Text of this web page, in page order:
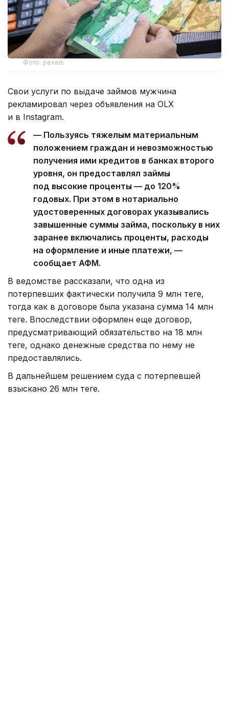
Фото: pexels
Свои услуги по выдаче займов мужчина
рекламировал через объявления на OLX
и в Instagram.
— Пользуясь тяжелым материальным
положением граждан и невозможностью
получения ими кредитов в банках второго
уровня, он предоставлял займы
под высокие проценты — до 120%
годовых. При этом в нотариально
удостоверенных договорах указывались
завышенные суммы займа, поскольку в них
заранее включались проценты, расходы
на оформление и иные платежи, —
сообщает АФМ.
В ведомстве рассказали, что одна из
потерпевших фактически получила 9 млн теңге,
тогда как в договоре была указана сумма 14 млн
теңге. Впоследствии оформлен еще договор,
предусматривающий обязательство на 18 млн
теңге, однако денежные средства по нему не
предоставлялись.
В дальнейшем решением суда с потерпевшей
взыскано 26 млн теңге.